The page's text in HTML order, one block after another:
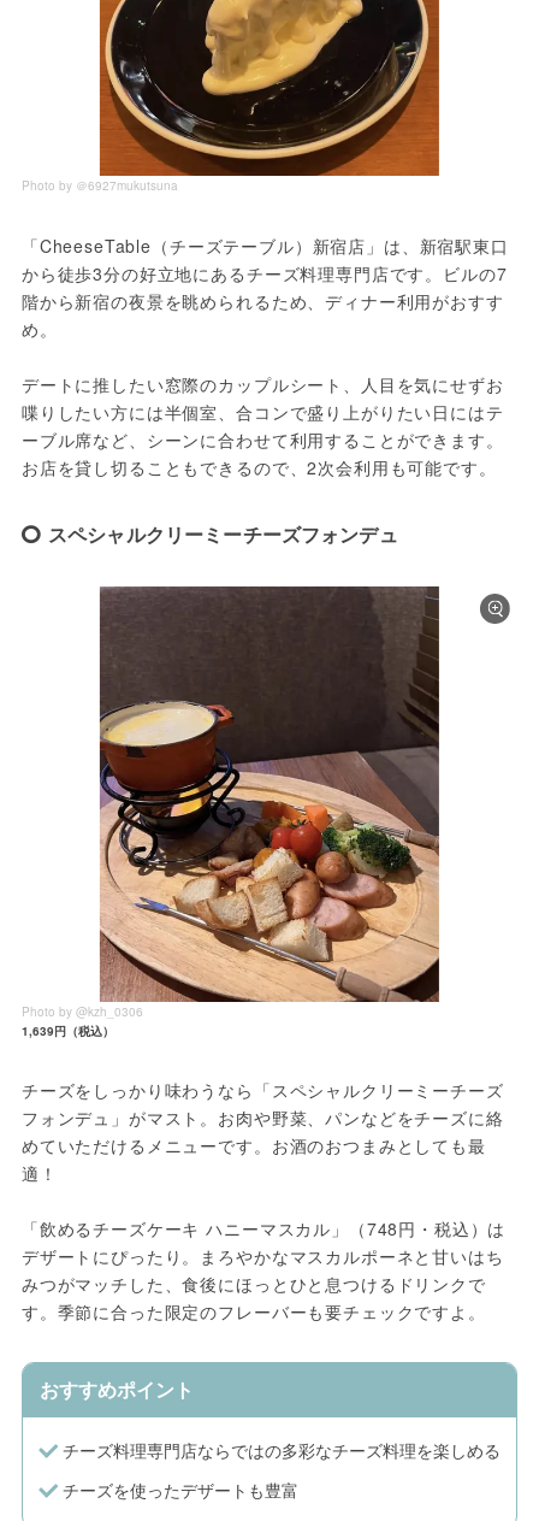
Photo by ＠6927mukutsuna
「CheeseTable（チーズテーブル）新宿店」は、新宿駅東口
から徒歩3分の好立地にあるチーズ料理専門店です。ビルの7
階から新宿の夜景を眺められるため、ディナー利用がおすす
め。
デートに推したい窓際のカップルシート、人目を気にせずお
喋りしたい方には半個室、合コンで盛り上がりたい日にはテ
ーブル席など、シーンに合わせて利用することができます。
お店を貸し切ることもできるので、2次会利用も可能です。
スペシャルクリーミーチーズフォンデュ
Photo by @kzh_0306
1,639円（税込）
チーズをしっかり味わうなら「スペシャルクリーミーチーズ
フォンデュ」がマスト。お肉や野菜、パンなどをチーズに絡
めていただけるメニューです。お酒のおつまみとしても最
適！
「飲めるチーズケーキ ハニーマスカル」（748円・税込）は
デザートにぴったり。まろやかなマスカルポーネと甘いはち
みつがマッチした、食後にほっとひと息つけるドリンクで
す。季節に合った限定のフレーバーも要チェックですよ。
おすすめポイント
チーズ料理専門店ならではの多彩なチーズ料理を楽しめる
チーズを使ったデザートも豊富